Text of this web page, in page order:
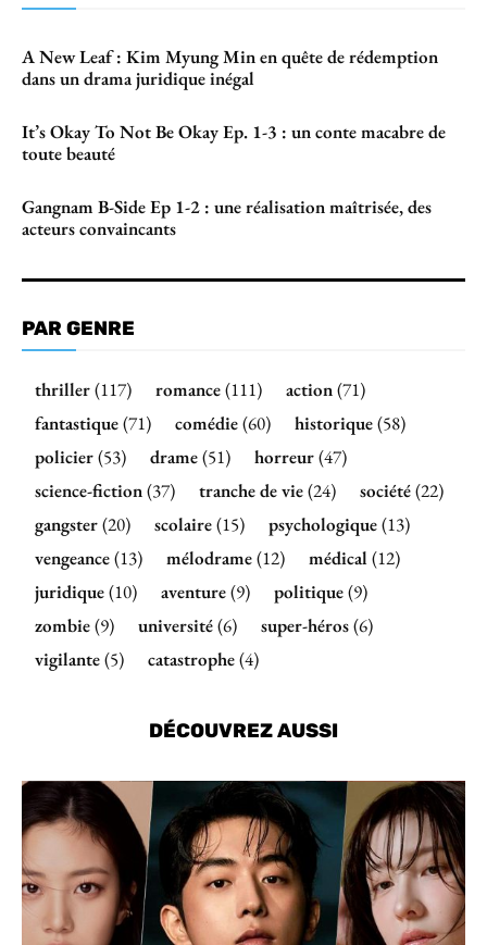
A New Leaf : Kim Myung Min en quête de rédemption
dans un drama juridique inégal
It’s Okay To Not Be Okay Ep. 1-3 : un conte macabre de
toute beauté
Gangnam B-Side Ep 1-2 : une réalisation maîtrisée, des
acteurs convaincants
PAR GENRE
thriller(117) romance(111) action(71)
fantastique(71) comédie(60) historique(58)
policier(53) drame(51) horreur(47)
science-fiction(37) tranche de vie(24) société(22)
gangster(20) scolaire(15) psychologique(13)
vengeance(13) mélodrame(12) médical(12)
juridique(10) aventure(9) politique(9)
zombie(9) université(6) super-héros(6)
vigilante(5) catastrophe(4)
DÉCOUVREZ AUSSI